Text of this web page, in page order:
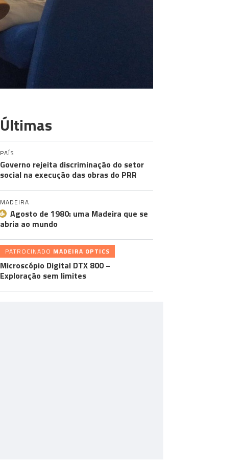
Últimas
PAÍS
Governo rejeita discriminação do setor
social na execução das obras do PRR
MADEIRA
Agosto de 1980: uma Madeira que se
abria ao mundo
PATROCINADO MADEIRA OPTICS
Microscópio Digital DTX 800 –
Exploração sem limites